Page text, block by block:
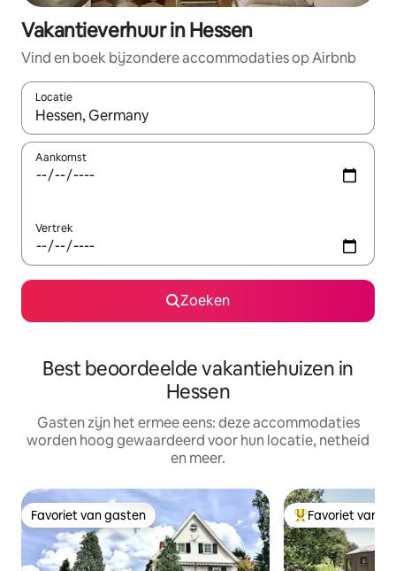
Vakantieverhuur in Hessen
Vind en boek bijzondere accommodaties op Airbnb
Locatie
Wanneer er suggesties beschikbaar zijn, maak je een keuze
Aankomst
Vertrek
Zoeken
Best beoordeelde vakantiehuizen in
Hessen
Gasten zijn het ermee eens: deze accommodaties
worden hoog gewaardeerd voor hun locatie, netheid
en meer.
Favoriet van gasten
Favoriet van gasten Topfavoriet van
Favoriet van